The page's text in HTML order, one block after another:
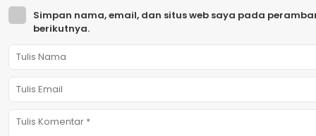
Simpan nama, email, dan situs web saya pada
berikutnya.